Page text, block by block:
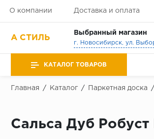
О компании Доставка и оплата
А СТИЛЬ
Выбранный магазин
КАТАЛОГ ТОВАРОВ
Главная / Каталог / Паркетная доска /
Сальса Дуб